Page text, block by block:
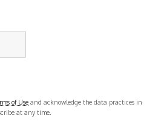
of Use and acknowledge the data practices in
at any time.